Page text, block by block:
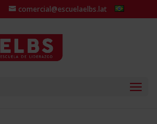
comercial@escuelaelbs.lat